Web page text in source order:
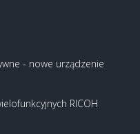
- nowe urządzenie
RICOH